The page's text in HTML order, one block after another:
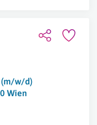
w/d)
Wien